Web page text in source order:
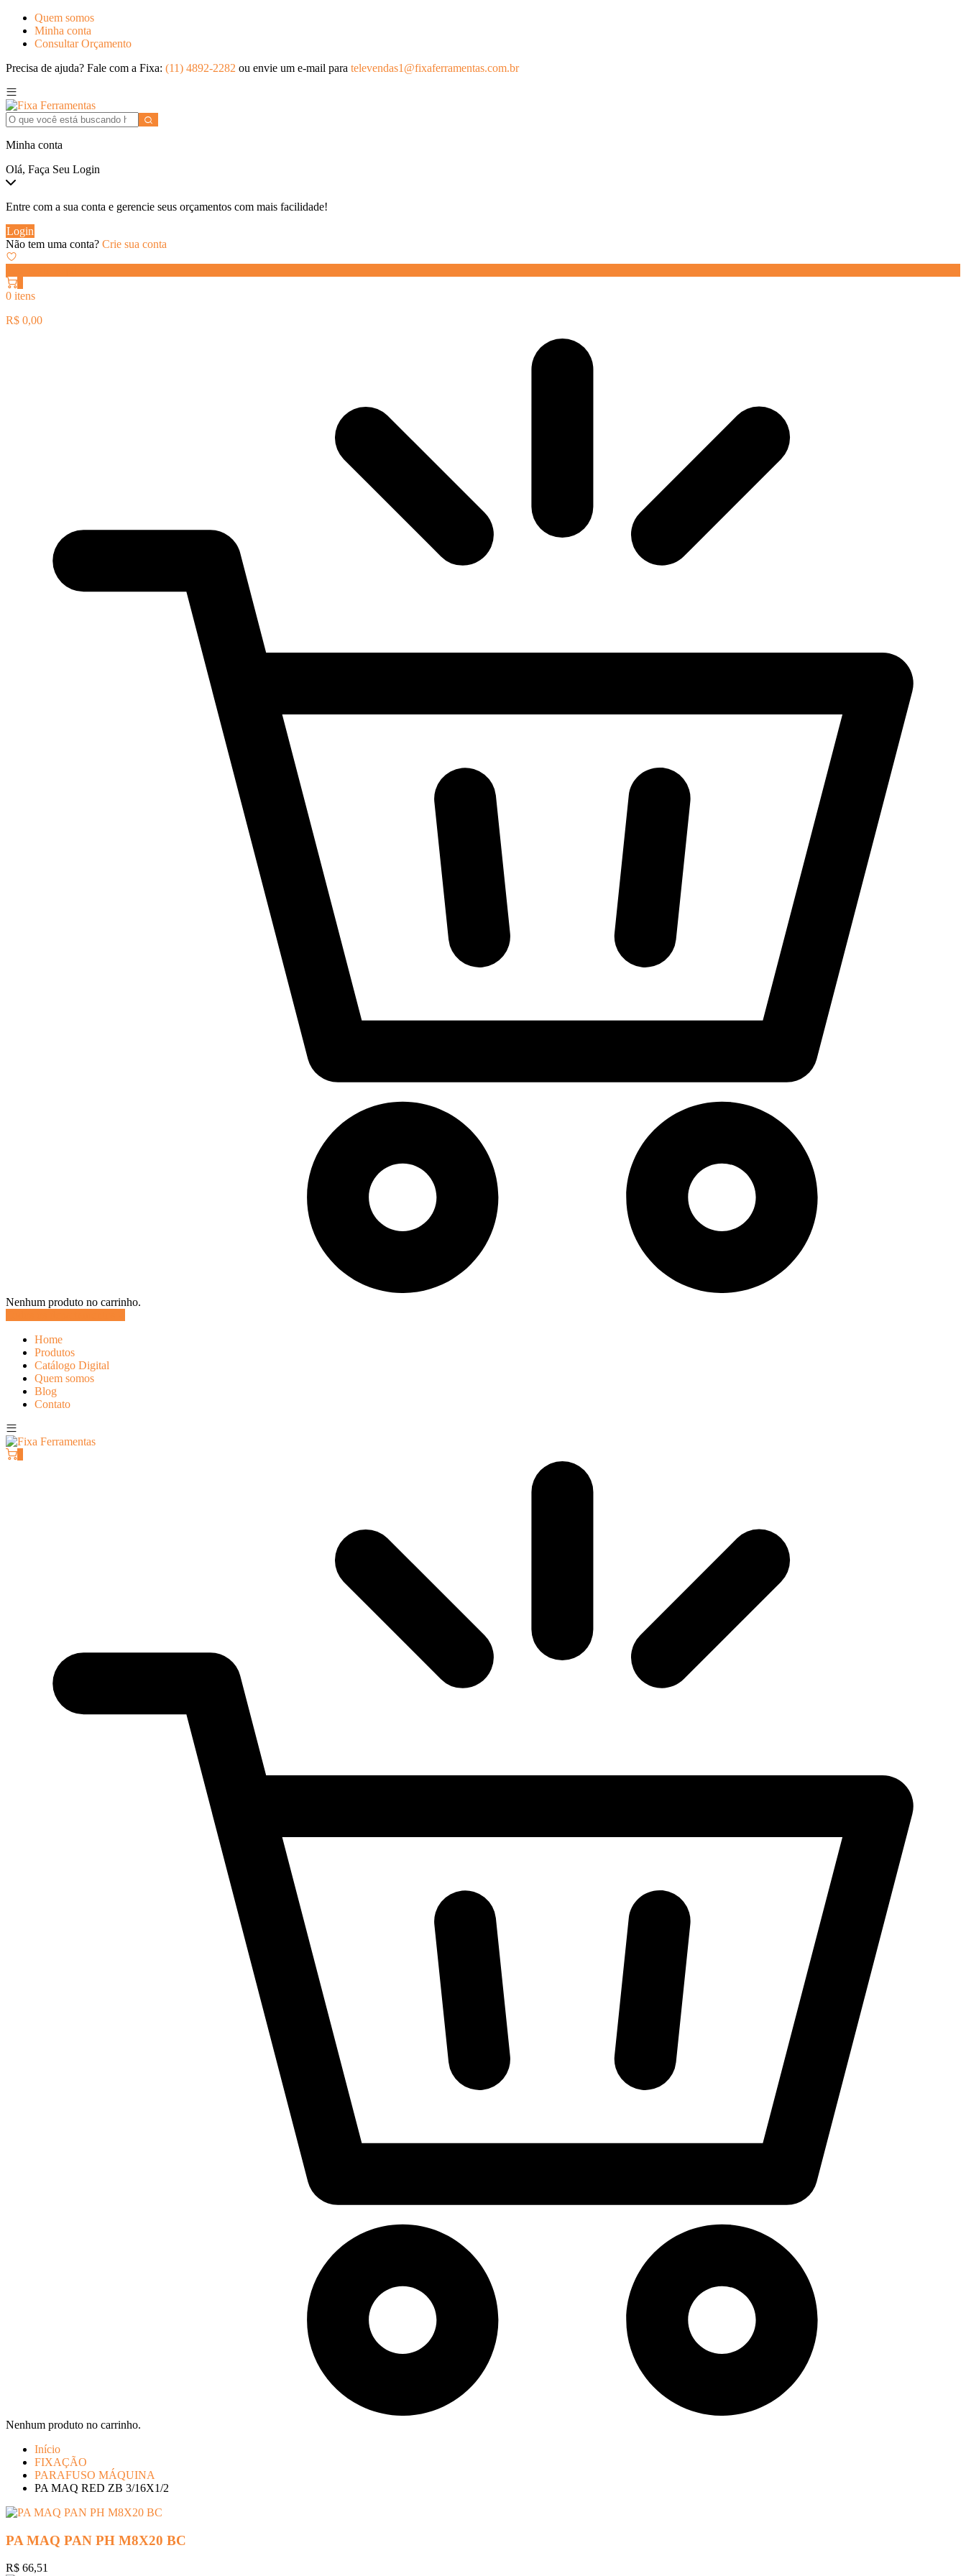
Quem somos
Minha conta
Consultar Orçamento
Precisa de ajuda? Fale com a Fixa: (11) 4892-2282 ou envie um e-mail para televendas1@fixaferramentas.com.br
Minha conta
Olá, Faça Seu Login
Entre com a sua conta e gerencie seus orçamentos com mais facilidade!
Login
Não tem uma conta? Crie sua conta
0 itens
R$ 0,00
Nenhum produto no carrinho.
Home
Produtos
Catálogo Digital
Quem somos
Blog
Contato
Nenhum produto no carrinho.
Início
FIXAÇÃO
PARAFUSO MÁQUINA
PA MAQ RED ZB 3/16X1/2
PA MAQ PAN PH M8X20 BC
R$ 66,51